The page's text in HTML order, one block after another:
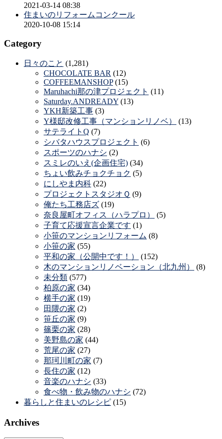
2021-03-14 08:38
住まいのリフォームコンクール
2020-10-08 15:14
Category
日々のこと (1,281)
CHOCOLATE BAR (12)
COFFEEMANSHOP(15)
Maruhachi那の津プロジェクト (11)
Saturday.ANDREADY (13)
YKH新築工事 (3)
Y様邸改修工事（マンションリノベ）
(13)
サテライトQ (7)
シバタハウスプロジェクト (6)
スポーツのハナシ (2)
スミレのいえ(企画住宅) (34)
ちょい飲みチョクチョク (5)
にしやま内科 (22)
プロジェクトスタジオＱ (9)
俺たち工務店ズ (19)
奈良屋町オフィス（ハラプロ）
(5)
子育て応援宣言企業です (1)
小笹のマンションリフォーム (8)
小笹の家 (55)
平和の家（公開中です！）
(152)
木のマンションリノベーション（北九州）
(8)
未分類 (577)
柏原の家 (34)
横手の家 (19)
田隈の家 (2)
笹丘の家 (9)
篠栗の家 (28)
美野島の家 (44)
荒尾の家 (27)
那珂川町の家 (7)
長住の家 (12)
音楽のハナシ (33)
食べ物・飲み物のハナシ (72)
暮らしと住まいのレシピ (15)
Archives